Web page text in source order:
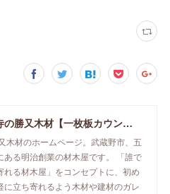
東京・吉祥寺の勝又木材【一枚板カウンター】
木材のホームページ。武蔵野市、五
ある明治創業の材木屋です。 「誰で
れる材木屋」をコンセプトに、初め
に立ち寄れるよう木材や建材のガレ